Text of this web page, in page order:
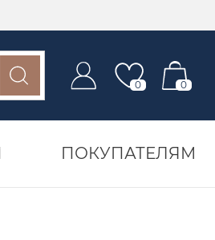
0 0
ПОКУПАТЕЛЯМ